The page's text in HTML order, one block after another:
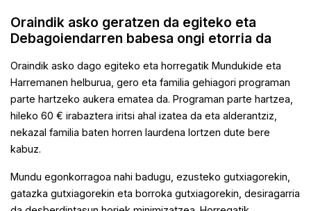
Oraindik asko geratzen da egiteko eta
Debagoiendarren babesa ongi etorria da
Oraindik asko dago egiteko eta horregatik Mundukide eta
Harremanen helburua, gero eta familia gehiagori programan
parte hartzeko aukera ematea da. Programan parte hartzea,
hileko 60 € irabaztera iritsi ahal izatea da eta alderantziz,
nekazal familia baten horren laurdena lortzen dute bere
kabuz.
Mundu egonkorragoa nahi badugu, ezusteko gutxiagorekin,
gatazka gutxiagorekin eta borroka gutxiagorekin, desiragarria